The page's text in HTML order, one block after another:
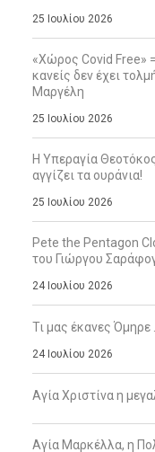
25 Ιουλίου 2026
«Χώρος Covid Free»
κανείς δεν έχει
Μαργέλη
25 Ιουλίου 2026
Η Υπεραγία
αγγίζει τα ουράνια!
25 Ιουλίου 2026
Pete the Pentagon
του Γιώργου
24 Ιουλίου 2026
Τι μας έκανες
24 Ιουλίου 2026
Αγία Χριστίνα η
Αγία Μαρκέλλα, η